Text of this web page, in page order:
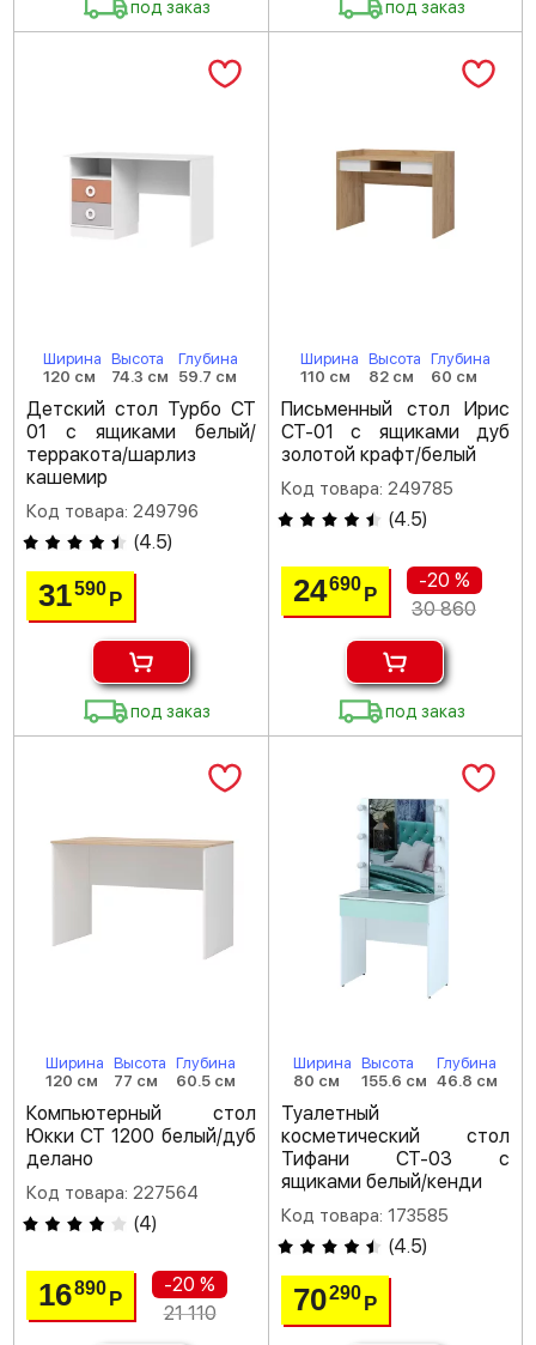
под заказ под заказ
Ширина
120 см
Высота
74.3 см
Глубина
59.7 см
Детский стол Турбо СТ
01 с ящиками белый/
терракота/шарлиз
кашемир
Код товара: 249796
(4.5)
31590Р
под заказ
Ширина
110 см
Высота
82 см
Глубина
60 см
Письменный стол Ирис
СТ-01 с ящиками дуб
золотой крафт/белый
Код товара: 249785
(4.5)
24690 Р
-20 %
30 860
под заказ
Ширина
120 см
Высота
77 см
Глубина
60.5 см
Компьютерный стол
Юкки СТ 1200 белый/дуб
делано
Код товара: 227564
(4)
16890Р
-20 %
21 110
Ширина
80 см
Высота
155.6 см
Глубина
46.8 см
Туалетный
косметический стол
Тифани СТ-03 с
ящиками белый/кенди
Код товара: 173585
(4.5)
70290 Р